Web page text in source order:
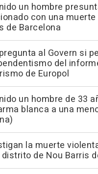
un hombre
con una
de Barcelona
al Govern si
del
de Europol
un hombre de 33
blanca a una
la muerte
distrito de Nou Barris